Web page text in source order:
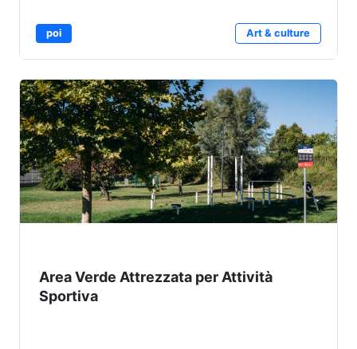
poi Art & culture
Area Verde Attrezzata per Attività
Sportiva